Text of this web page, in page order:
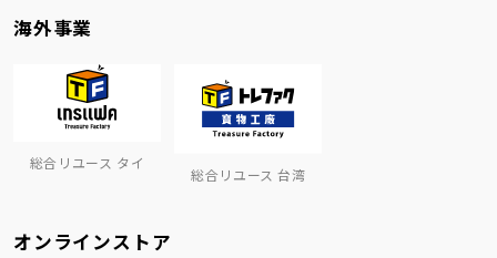
海外事業
総合リユース タイ
総合リユース 台湾
オンラインストア